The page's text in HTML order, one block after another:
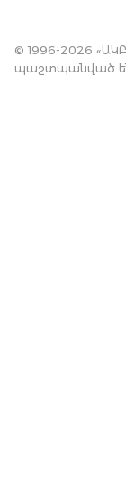
© 1996-2026
պաշտպանված